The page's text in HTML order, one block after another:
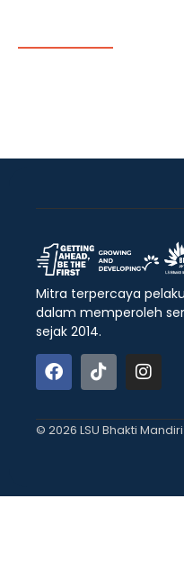
Mitra terpercaya
dalam memperoleh
sejak 2014.
© 2026 LSU Bhakti